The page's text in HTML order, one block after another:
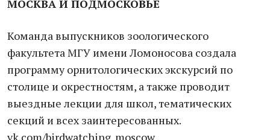
МОСКВА И ПОДМОСКОВЬЕ
Команда выпускников зоологического
факультета МГУ имени Ломоносова создала
программу орнитологических экскурсий по
столице и окрестностям, а также проводит
выездные лекции для школ, тематических
секций и всех заинтересованных.
vk.com/birdwatching_moscow